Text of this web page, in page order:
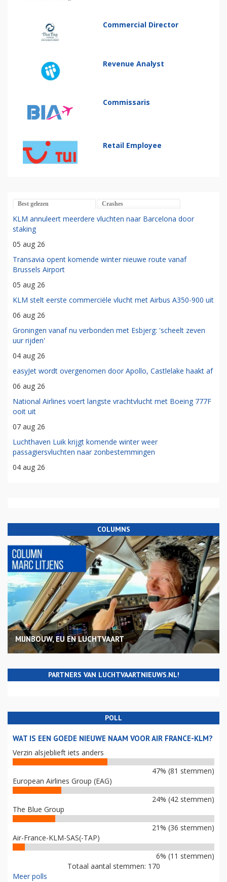
Commercial Director
Revenue Analyst
Commissaris
Retail Employee
Best gelezen Crashes
KLM annuleert meerdere vluchten naar Barcelona door
staking
05 aug 26
Transavia opent komende winter nieuwe route vanaf
Brussels Airport
05 aug 26
KLM stelt eerste commerciële vlucht met Airbus A350-900 uit
06 aug 26
Groningen vanaf nu verbonden met Esbjerg: 'scheelt zeven
uur rijden'
04 aug 26
easyJet wordt overgenomen door Apollo, Castlelake haakt af
06 aug 26
National Airlines voert langste vrachtvlucht met Boeing 777F
ooit uit
07 aug 26
Luchthaven Luik krijgt komende winter weer
passagiersvluchten naar zonbestemmingen
04 aug 26
COLUMNS
MIJNBOUW, EU EN LUCHTVAART
PARTNERS VAN LUCHTVAARTNIEUWS.NL!
POLL
WAT IS EEN GOEDE NIEUWE NAAM VOOR AIR FRANCE-KLM?
Verzin alsjeblieft iets anders
47% (81 stemmen)
European Airlines Group (EAG)
24% (42 stemmen)
The Blue Group
21% (36 stemmen)
Air-France-KLM-SAS(-TAP)
6% (11 stemmen)
Totaal aantal stemmen: 170
Meer polls